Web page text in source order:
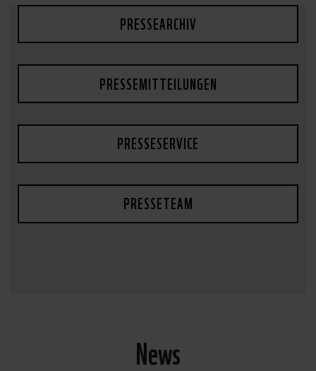
PRESSEARCHIV
PRESSEMITTEILUNGEN
PRESSESERVICE
PRESSETEAM
News